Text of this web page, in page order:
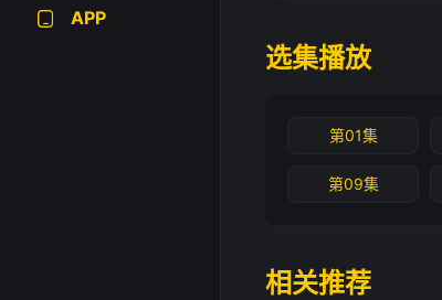
APP
选集播放
第01集
第09集
相关推荐